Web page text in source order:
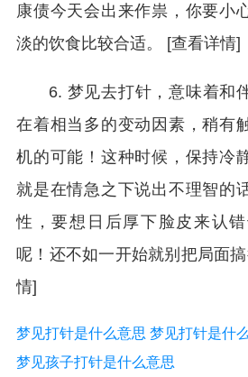
康债今天会出来作祟，你要小
淡的饮食比较合适。 [查看详情]
6. 梦见去打针，意味着和
在着相当多的变动因素，稍有
机的可能！这种时候，保持冷
就是在情急之下说出不理智的
性，要想日后厚下脸皮来认
呢！还不如一开始就别把局面
情]
梦见打针是什么意思 梦见打针是什
梦见孩子打针是什么意思